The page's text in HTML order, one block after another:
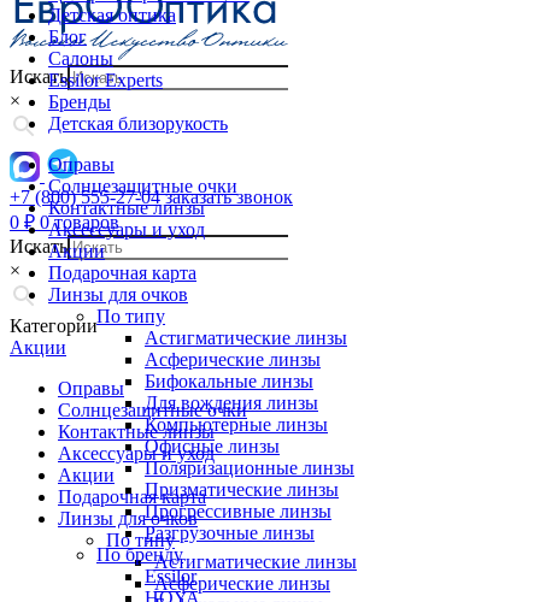
Искать
×
+7 (800) 555-27-04 заказать звонок
0 ₽ 0 товаров
Искать
×
Категории
Акции
Оправы
Солнцезащитные очки
Контактные линзы
Аксессуары и уход
Акции
Подарочная карта
Линзы для очков
По типу
Астигматические линзы
Асферические линзы
Детская оптика
Блог
Салоны
Essilor Experts
Бренды
Детская близорукость
Оправы
Солнцезащитные очки
Контактные линзы
Аксессуары и уход
Акции
Подарочная карта
Линзы для очков
По типу
Астигматические линзы
Асферические линзы
Бифокальные линзы
Для вождения линзы
Компьютерные линзы
Офисные линзы
Поляризационные линзы
Призматические линзы
Прогрессивные линзы
Разгрузочные линзы
По бренду
Essilor
HOYA